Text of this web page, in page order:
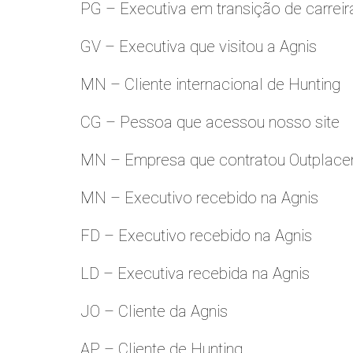
PG – Executiva em transição de
GV – Executiva que visitou a Agnis
MN – Cliente internacional de Hunting
CG – Pessoa que acessou nosso site
MN – Empresa que contratou
MN – Executivo recebido na Agnis
FD – Executivo recebido na Agnis
LD – Executiva recebida na Agnis
JO – Cliente da Agnis
AP – Cliente de Hunting